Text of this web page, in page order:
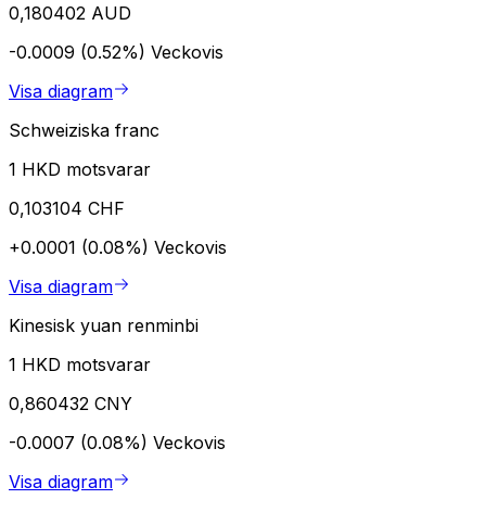
0,180402 AUD
-0.0009 (0.52%) Veckovis
Visa diagram
Schweiziska franc
1 HKD motsvarar
0,103104 CHF
+0.0001 (0.08%) Veckovis
Visa diagram
Kinesisk yuan renminbi
1 HKD motsvarar
0,860432 CNY
-0.0007 (0.08%) Veckovis
Visa diagram